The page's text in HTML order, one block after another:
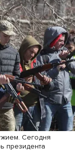
Сегодня
президента